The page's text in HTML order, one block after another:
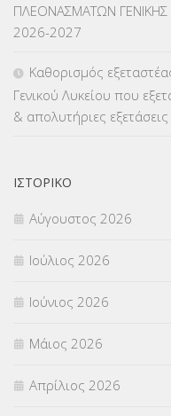
ΜΕΤΑΘΕΣΕΙΣ-
ΜΕΤΑΦΟΡΑ ΜΑΘΗΤΩΝ
ΟΙΚΟΝΟΜΙΚΑ ΘΕΜΑΤΑ
Π.Ε.Κ. ΗΡΑΚΛΕΙΟΥ
ΠΑΝΕΛΛΑΔΙΚΕΣ
ΠΡΟΚΗΡΥΞΕΙΣ
ΣΕΜΙΝΑΡΙΑ – ΗΜΕΡΙΔΕΣ
ΣΕΠ(50)
ΠΛΕΟΝΑΣΜΑΤΩΝ ΓΕΝΙΚΗΣ
2026-2027
Καθορισμός
Γενικού Λυκείου που
& απολυτήριες
ΙΣΤΟΡΙΚΌ
Αύγουστος 2026
Ιούλιος 2026
Ιούνιος 2026
Μάιος 2026
Απρίλιος 2026